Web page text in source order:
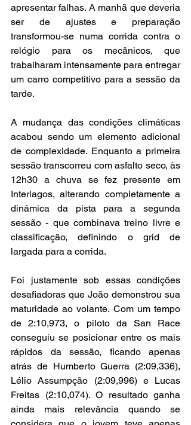
apresentar falhas. A manhã que deveria
ser de ajustes e preparação
transformou-se numa corrida contra o
relógio para os mecânicos, que
trabalharam intensamente para entregar
um carro competitivo para a sessão da
tarde.
A mudança das condições climáticas
acabou sendo um elemento adicional
de complexidade. Enquanto a primeira
sessão transcorreu com asfalto seco, às
12h30 a chuva se fez presente em
Interlagos, alterando completamente a
dinâmica da pista para a segunda
sessão - que combinava treino livre e
classificação, definindo o grid de
largada para a corrida.
Foi justamente sob essas condições
desafiadoras que João demonstrou sua
maturidade ao volante. Com um tempo
de 2:10,973, o piloto da San Race
conseguiu se posicionar entre os mais
rápidos da sessão, ficando apenas
atrás de Humberto Guerra (2:09,336),
Lélio Assumpção (2:09,996) e Lucas
Freitas (2:10,074). O resultado ganha
ainda mais relevância quando se